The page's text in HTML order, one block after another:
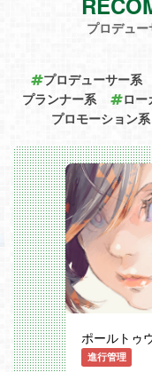
5) サーバプ
PC・ゲー
及びプログ
6) テクニカ
ラマー
アーティス
ーム開発に
アセットパ
プロデュ
プロデューサー系
プランナー系
ロ
プロモーション系
ポールトゥ
進行管理